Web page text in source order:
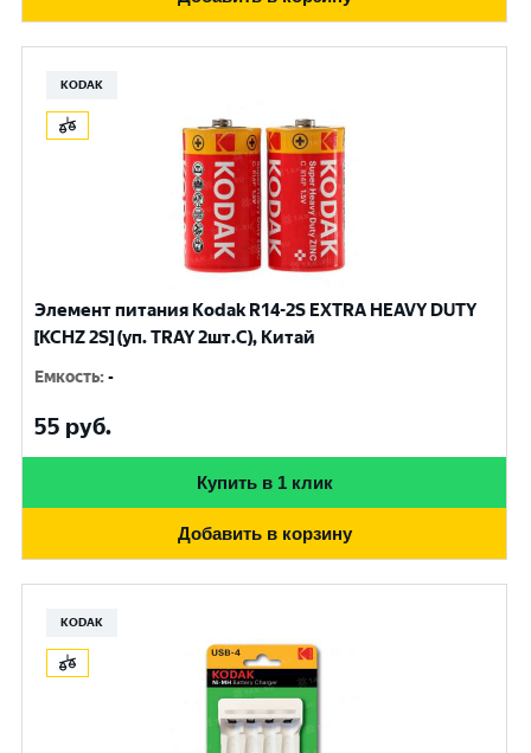
KODAK
Элемент питания Kodak R14-2S EXTRA HEAVY DUTY
[KCHZ 2S] (уп. TRAY 2шт.C), Китай
Емкость:-
55 руб.
Купить в 1 клик
Добавить в корзину
KODAK